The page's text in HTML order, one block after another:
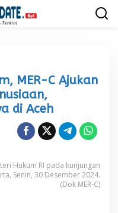
MER-C Ajukan
di Aceh
Hukum RI pada kunjungan
Senin, 30 Desember 2024.
(Dok MER-C)